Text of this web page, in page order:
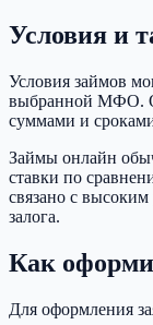
Условия и
Условия займов
выбранной МФО.
суммами и
Займы онлайн
ставки по
связано с
залога.
Как
Для оформления